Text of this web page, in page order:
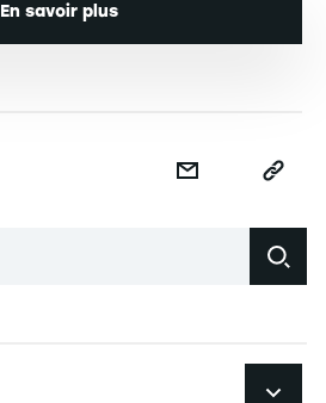
En savoir plus